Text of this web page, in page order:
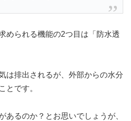
められる機能の2つ目は「防水透
は排出されるが、外部からの水分
とです。
あるのか？とお思いでしょうが、